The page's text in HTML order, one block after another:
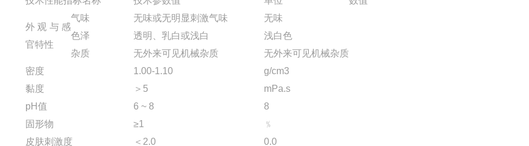
外观与感
官特性
气味 无味或无明显刺激气味 无味
色泽 透明、乳白或浅白
浅白色
杂质
无外来可见机械杂质
无外来可见机械杂质
密度
1.00-1.10
g/cm3
黏度
＞5
mPa.s
pH值
6 ~ 8
8
固形物
≥1
﹪
皮肤刺激度
＜2.0
0.0